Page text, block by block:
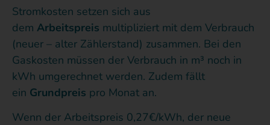
Stromkosten setzen sich aus
dem Arbeitspreis multipliziert mit dem Verbrauch
(neuer – alter Zählerstand) zusammen. Bei den
Gaskosten müssen der Verbrauch in m³ noch in
kWh umgerechnet werden. Zudem fällt
ein Grundpreis pro Monat an.
Wenn der Arbeitspreis 0,27€/kWh, der neue